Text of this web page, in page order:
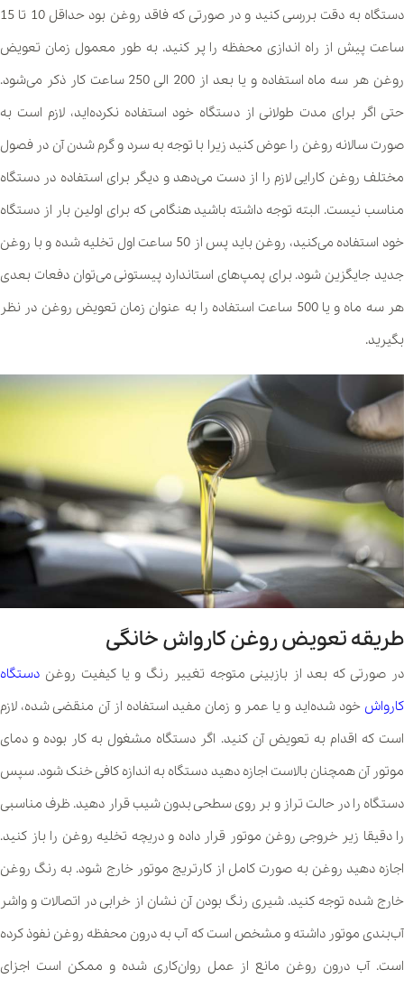
دستگاه به دقت بررسی کنید و در صورتی که فاقد روغن بود حداقل 10 تا 15
ساعت پیش از راه اندازی محفظه را پر کنید. به طور معمول زمان تعویض
روغن هر سه ماه استفاده و یا بعد از 200 الی 250 ساعت کار ذکر می‌شود.
حتی اگر برای مدت طولانی از دستگاه خود استفاده نکرده‌اید، لازم است به
صورت سالانه روغن را عوض کنید زیرا با توجه به سرد و گرم شدن آن در فصول
مختلف روغن کارایی لازم را از دست می‌دهد و دیگر برای استفاده در دستگاه
مناسب نیست. البته توجه داشته باشید هنگامی که برای اولین بار از دستگاه
خود استفاده می‌کنید، روغن باید پس از 50 ساعت اول تخلیه شده و با روغن
جدید جایگزین شود. برای پمپ‌های استاندارد پیستونی می‌توان دفعات بعدی
هر سه ماه و یا 500 ساعت استفاده را به عنوان زمان تعویض روغن در نظر
بگیرید.
طریقه تعویض روغن کارواش خانگی
در صورتی که بعد از بازبینی متوجه تغییر رنگ و یا کیفیت روغن دستگاه
کارواش خود شده‌اید و یا عمر و زمان مفید استفاده از آن منقضی شده، لازم
است که اقدام به تعویض آن کنید. اگر دستگاه مشغول به کار بوده و دمای
موتور آن همچنان بالاست اجازه دهید دستگاه به اندازه کافی خنک شود. سپس
دستگاه را در حالت تراز و بر روی سطحی بدون شیب قرار دهید. ظرف مناسبی
را دقیقا زیر خروجی روغن موتور قرار داده و دریچه تخلیه روغن را باز کنید.
اجازه دهید روغن به صورت کامل از کارتریج موتور خارج شود. به رنگ روغن
خارج شده توجه کنید. شیری رنگ بودن آن نشان از خرابی در اتصالات و واشر
آب‌بندی موتور داشته و مشخص است که آب به درون محفظه روغن نفوذ کرده
است. آب درون روغن مانع از عمل روان‌کاری شده و ممکن است اجزای